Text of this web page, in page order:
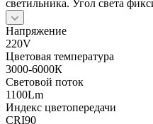
светильника. Угол света
Напряжение
220V
Цветовая температура
3000-6000К
Световой поток
1100Lm
Индекс цветопередачи
CRI90